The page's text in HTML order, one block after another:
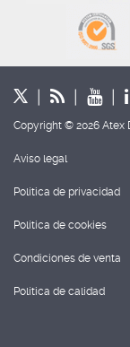
Copyright © 2026 Atex
Aviso legal
Política de privacidad
Política de cookies
Condiciones de venta
Política de calidad